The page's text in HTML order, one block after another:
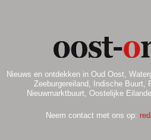
Nieuws en ontdekken in Oud Oost,
Zeeburgereiland, Indische Buurt,
Nieuwmarktbuurt, Oostelijke
Neem contact met ons op: